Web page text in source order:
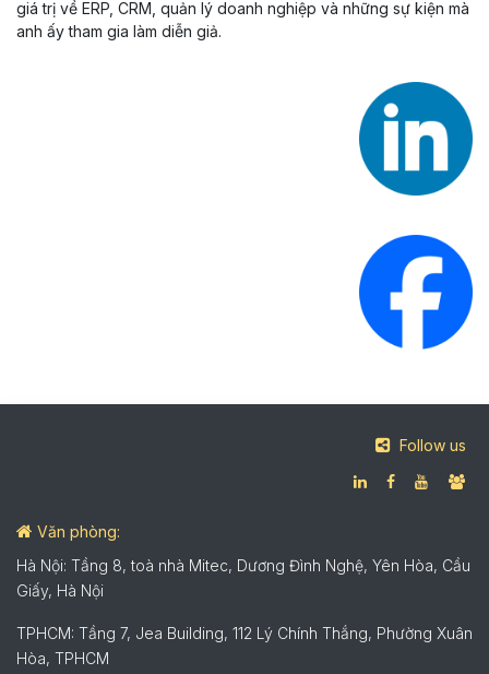
giá trị về ERP, CRM, quản lý doanh nghiệp và những sự kiện mà
anh ấy tham gia làm diễn giả.
Follow us
Văn phòng:
Hà Nội: Tầng 8, toà nhà Mitec, Dương Đình Nghệ, Yên Hòa, Cầu
Giấy, Hà Nội
TPHCM: Tầng 7, Jea Building, 112 Lý Chính Thắng, Phường Xuân
Hòa, TPHCM